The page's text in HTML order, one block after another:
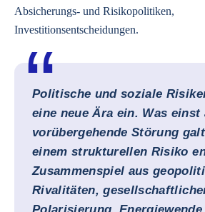
Absicherungs- und Risikopolitiken,
Investitionsentscheidungen.
Politische und soziale
eine neue Ära ein. Was einst
vorübergehende Störung
einem strukturellen Risiko
Zusammenspiel aus
Rivalitäten,